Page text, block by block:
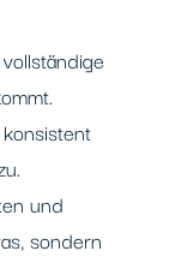
und
sondern